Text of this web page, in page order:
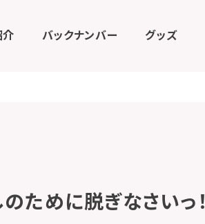
バックナンバー グッズ
のために脱ぎなさいっ